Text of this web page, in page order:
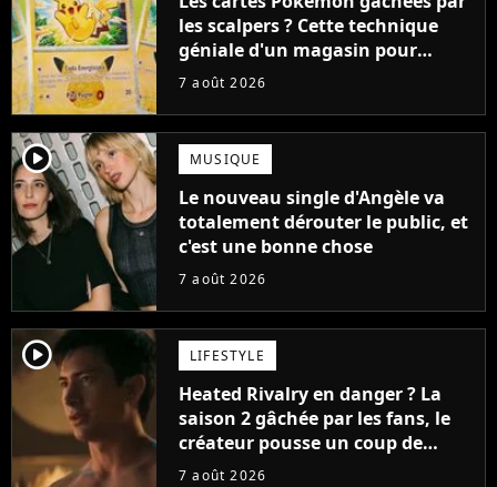
les scalpers ? Cette technique
géniale d'un magasin pour
ruiner les revendeurs
7 août 2026
player2 MUSIQUE
Le nouveau single d'Angèle va
totalement dérouter le public, et
c'est une bonne chose
7 août 2026
player2 LIFESTYLE
Heated Rivalry en danger ? La
saison 2 gâchée par les fans, le
créateur pousse un coup de
gueule
7 août 2026